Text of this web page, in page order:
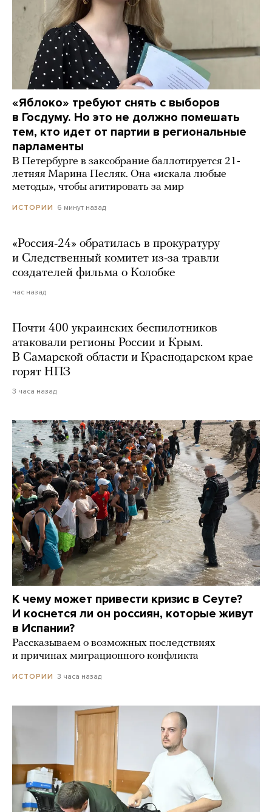
«Яблоко» требуют снять с выборов
в Госдуму. Но это не должно помешать
тем, кто идет от партии в региональные
парламенты
В Петербурге в заксобрание баллотируется 21-
летняя Марина Песляк. Она «искала любые
методы», чтобы агитировать за мир
ИСТОРИИ 6 минут назад
«Россия-24» обратилась в прокуратуру
и Следственный комитет из-за травли
создателей фильма о Колобке
час назад
Почти 400 украинских беспилотников
атаковали регионы России и Крым.
В Самарской области и Краснодарском крае
горят НПЗ
3 часа назад
К чему может привести кризис в Сеуте?
И коснется ли он россиян, которые живут
в Испании?
Рассказываем о возможных последствиях
и причинах миграционного конфликта
ИСТОРИИ 3 часа назад